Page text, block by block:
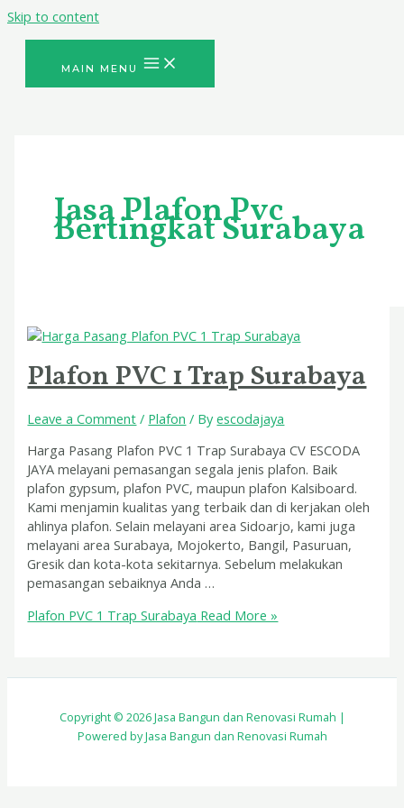
Skip to content
MAIN MENU
Jasa Plafon Pvc
Bertingkat Surabaya
Plafon PVC 1 Trap Surabaya
Leave a Comment / Plafon / Byescodajaya
Harga Pasang Plafon PVC 1 Trap Surabaya CV ESCODA
JAYA melayani pemasangan segala jenis plafon. Baik
plafon gypsum, plafon PVC, maupun plafon Kalsiboard.
Kami menjamin kualitas yang terbaik dan di kerjakan oleh
ahlinya plafon. Selain melayani area Sidoarjo, kami juga
melayani area Surabaya, Mojokerto, Bangil, Pasuruan,
Gresik dan kota-kota sekitarnya. Sebelum melakukan
pemasangan sebaiknya Anda …
Plafon PVC 1 Trap Surabaya Read More »
Copyright © 2026 Jasa Bangun dan Renovasi Rumah |
Powered by Jasa Bangun dan Renovasi Rumah